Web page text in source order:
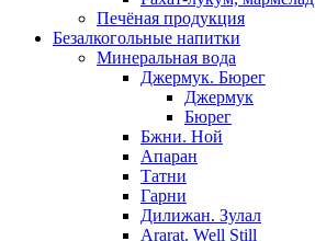
Печёная продукция
Безалкогольные напитки
Минеральная вода
Джермук. Бюрег
Джермук
Бюрег
Бжни. Ной
Апаран
Татни
Гарни
Дилижан. Зулал
Ararat. Well Still